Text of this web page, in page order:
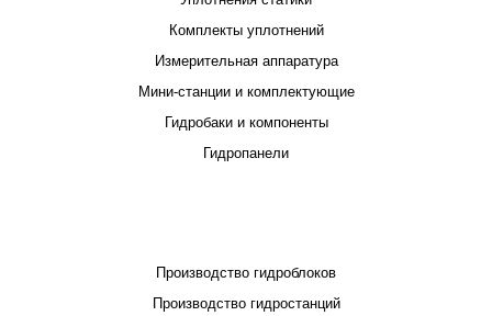
Комплекты уплотнений
Измерительная аппаратура
Мини-станции и комплектующие
Гидробаки и компоненты
Гидропанели
Производство гидроблоков
Производство гидростанций